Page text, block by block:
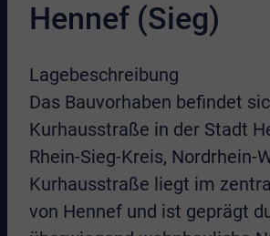
Hennef (Sieg)
Lagebeschreibung
Das Bauvorhaben befindet
Kurhausstraße in der Stadt
Rhein-Sieg-Kreis, Nordrhein-
Kurhausstraße liegt im
von Hennef und ist geprägt